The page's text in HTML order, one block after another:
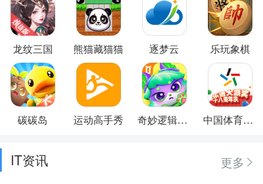
龙纹三国 熊猫藏猫猫 逐梦云 乐玩象棋
碳碳岛 运动高手秀 奇妙逻辑训练 中国体育彩票
IT资讯
更多